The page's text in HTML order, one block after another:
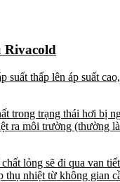
Rivacold
suất thấp lên áp suất
trong trạng thái hơi bị
ra môi trường (thường
lỏng sẽ đi qua van
thụ nhiệt từ không gian